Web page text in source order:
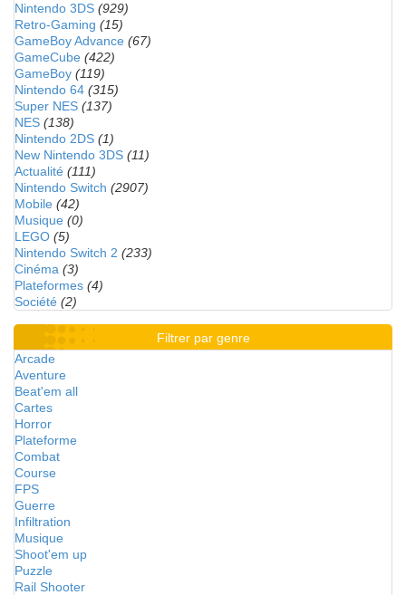
Nintendo 3DS (929)
Retro-Gaming (15)
GameBoy Advance (67)
GameCube (422)
GameBoy (119)
Nintendo 64 (315)
Super NES (137)
NES (138)
Nintendo 2DS (1)
New Nintendo 3DS (11)
Actualité (111)
Nintendo Switch (2907)
Mobile (42)
Musique (0)
LEGO (5)
Nintendo Switch 2 (233)
Cinéma (3)
Plateformes (4)
Société (2)
Filtrer par genre
Arcade
Aventure
Beat'em all
Cartes
Horror
Plateforme
Combat
Course
FPS
Guerre
Infiltration
Musique
Shoot'em up
Puzzle
Rail Shooter